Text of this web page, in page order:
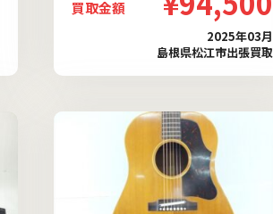
買取金額
2025年03月
島根県松江市出張買取